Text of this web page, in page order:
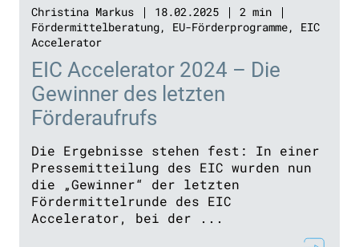
Christina Markus 18.02.2025
2 min
Fördermittelberatung, EU-Förderprogramme, EIC
Accelerator
EIC Accelerator 2024 – Die
Gewinner des letzten
Förderaufrufs
Die Ergebnisse stehen fest: In einer
Pressemitteilung des EIC wurden nun
die „Gewinner“ der letzten
Fördermittelrunde des EIC
Accelerator, bei der ...